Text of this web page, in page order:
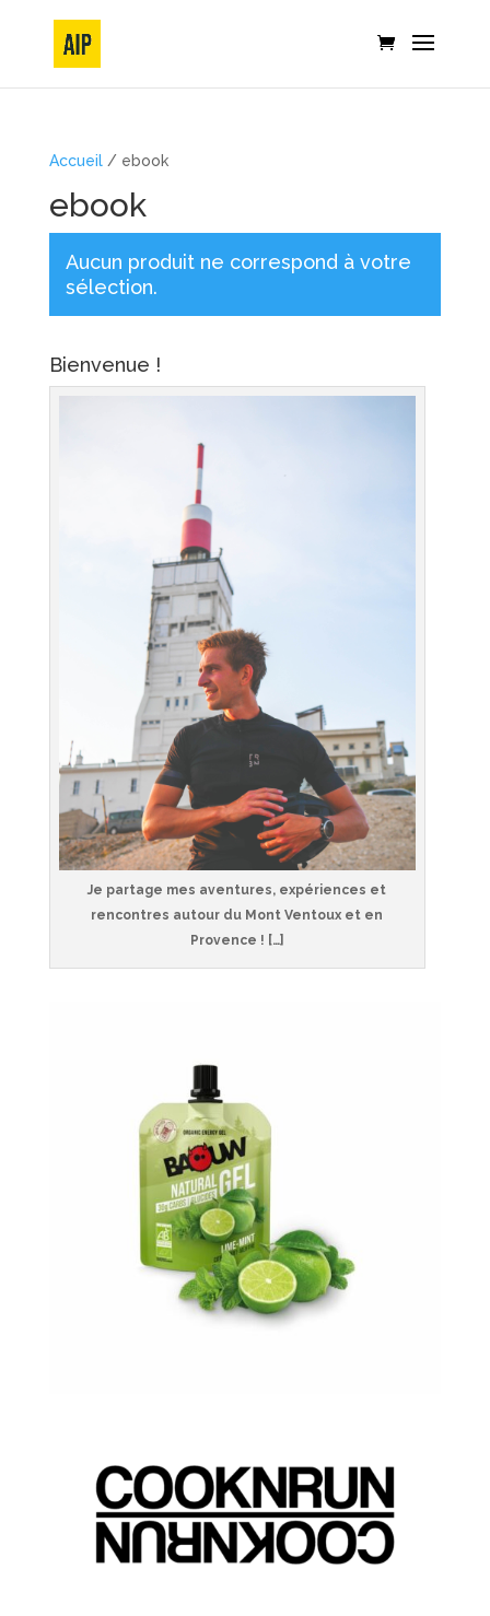
Accueil/ ebook
ebook
Aucun produit ne correspond à votre
sélection.
Bienvenue !
Je partage mes aventures, expériences et
rencontres autour du Mont Ventoux et en
Provence ! […]